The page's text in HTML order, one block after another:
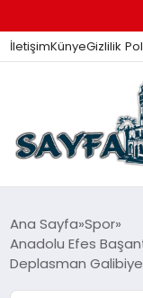
İletişimKünyeGizlilik
ANA SAYFA
GÜNDEM
Ana Sayfa Spor
Anadolu Efes
Deplasman